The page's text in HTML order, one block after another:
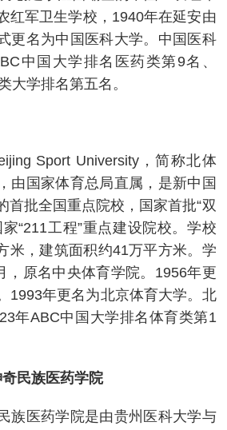
红军卫生学校，1940年在延安由
更名为中国医科大学。中国医科
中国大学排名医药类第9名、
大学排名第五名。
Sport University，简称北体
由国家体育总局直属，是新中国
首批全国重点院校，国家首批“双
“211工程”重点建设院校。学校
米，建筑面积约41万平方米。学
，原名中央体育学院。1956年更
1993年更名为北京体育大学。北
年ABC中国大学排名体育类第1
民族医药学院
族医药学院是由贵州医科大学与